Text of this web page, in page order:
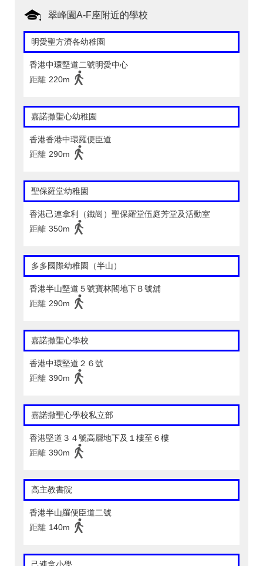
翠峰園A-F座附近的學校
明愛聖方濟各幼稚園
香港中環堅道二號明愛中心
距離 220m
嘉諾撒聖心幼稚園
香港香港中環羅便臣道
距離 290m
聖保羅堂幼稚園
香港己連拿利（鐵崗）聖保羅堂伍庭芳堂及活動室
距離 350m
多多國際幼稚園（半山）
香港半山堅道５號寶林閣地下Ｂ號舖
距離 290m
嘉諾撒聖心學校
香港中環堅道２６號
距離 390m
嘉諾撒聖心學校私立部
香港堅道３４號高層地下及１樓至６樓
距離 390m
高主教書院
香港半山羅便臣道二號
距離 140m